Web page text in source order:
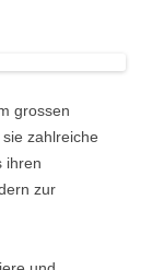
grossen
zahlreiche
ihren
zur